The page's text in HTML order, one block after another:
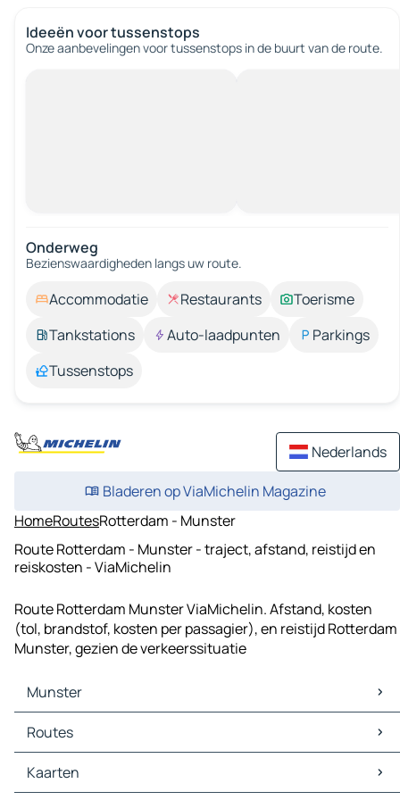
Ideeën voor tussenstops
Onze aanbevelingen voor tussenstops in de buurt van de route.
Onderweg
Bezienswaardigheden langs uw route.
Accommodatie Restaurants
Toerisme
Tankstations
Auto-laadpunten
Parkings
Tussenstops
Nederlands
Bladeren op ViaMichelin Magazine
HomeRoutesRotterdam - Munster
Route Rotterdam - Munster - traject, afstand, reistijd en
reiskosten - ViaMichelin
Route Rotterdam Munster ViaMichelin. Afstand, kosten
(tol, brandstof, kosten per passagier), en reistijd Rotterdam
Munster, gezien de verkeerssituatie
Munster
Munster Kaarten
Munster Verkeer
Munster Hotels
Munster Restaurants
Routes
Routes Munster - Hammond
Routes Munster - Bloom
Kaarten